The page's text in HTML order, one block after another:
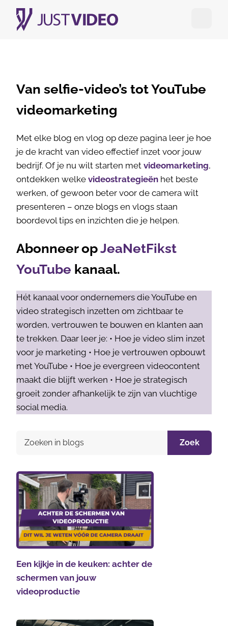
Van selfie-video’s tot YouTube
videomarketing
Met elke blog en vlog op deze pagina leer je hoe
je de kracht van video effectief inzet voor jouw
bedrijf. Of je nu wilt starten met videomarketing,
ontdekken welke videostrategieën het beste
werken, of gewoon beter voor de camera wilt
presenteren – onze blogs en vlogs staan
boordevol tips en inzichten die je helpen.
Abonneer opJeaNetFikst
YouTube kanaal.
Hét kanaal voor ondernemers die YouTube en
video strategisch inzetten om zichtbaar te
worden, vertrouwen te bouwen en klanten aan
te trekken. Daar leer je: • Hoe je video slim inzet
voor je marketing • Hoe je vertrouwen opbouwt
met YouTube • Hoe je evergreen videocontent
maakt die blijft werken • Hoe je strategisch
groeit zonder afhankelijk te zijn van vluchtige
social media.
Zoek
Een kijkje in de keuken: achter de
schermen van jouw
videoproductie